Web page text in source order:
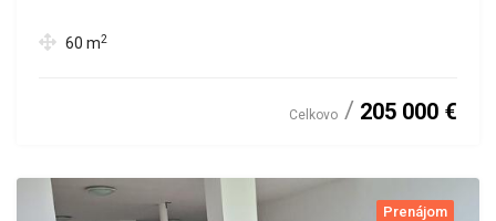
60 m2
Celkovo 205 000 €
Prenájom